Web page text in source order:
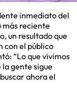
inmediato del
más reciente
un resultado que
con el público
“Lo que vivimos
la gente sigue
ahora el